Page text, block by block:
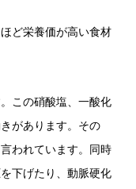
ど栄養価が高い食材
この硝酸塩、一酸化
があります。その
われています。同時
下げたり、動脈硬化